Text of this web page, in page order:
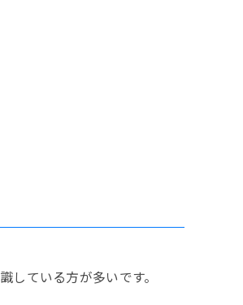
ている方が多いです。